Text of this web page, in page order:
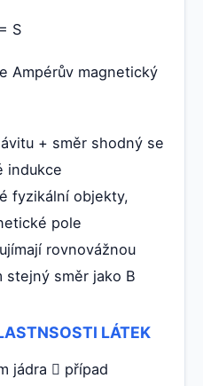
S
Ampérův magnetický
+ směr shodný se
indukce
fyzikální objekty,
pole
rovnovážnou
stejný směr jako B
LÁTEK
jádra  případ